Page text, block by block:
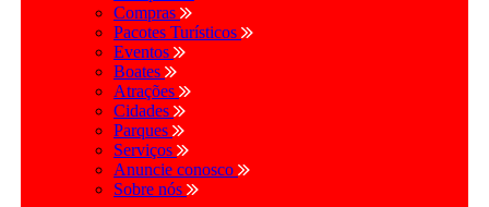
Compras
Pacotes Turísticos
Eventos
Boates
Atrações
Cidades
Parques
Serviços
Anuncie conosco
Sobre nós